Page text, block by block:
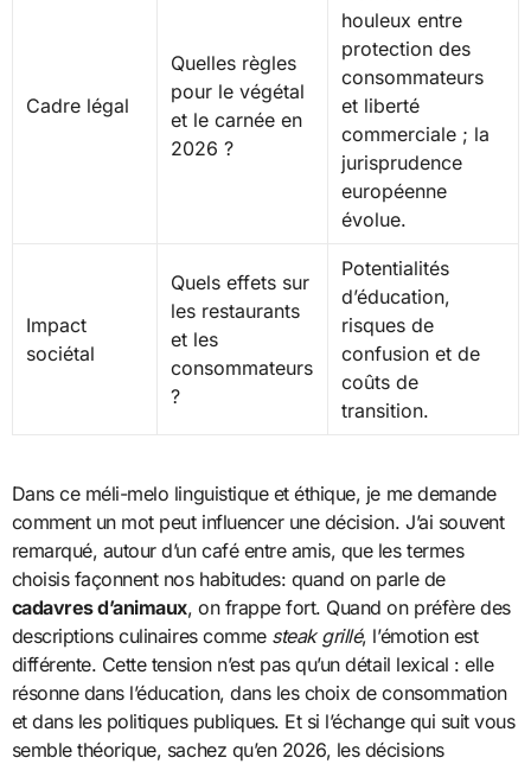
Cadre légal
Quelles règles
pour le végétal
et le carnée en
2026 ?
houleux entre
protection des
consommateurs
et liberté
commerciale ; la
jurisprudence
européenne
évolue.
Impact
sociétal
Quels effets sur
les restaurants
et les
consommateurs
?
Potentialités
d’éducation,
risques de
confusion et de
coûts de
transition.
Dans ce méli-melo linguistique et éthique, je me demande
comment un mot peut influencer une décision. J’ai souvent
remarqué, autour d’un café entre amis, que les termes
choisis façonnent nos habitudes: quand on parle de
cadavres d’animaux, on frappe fort. Quand on préfère des
descriptions culinaires comme steak grillé, l’émotion est
différente. Cette tension n’est pas qu’un détail lexical : elle
résonne dans l’éducation, dans les choix de consommation
et dans les politiques publiques. Et si l’échange qui suit vous
semble théorique, sachez qu’en 2026, les décisions